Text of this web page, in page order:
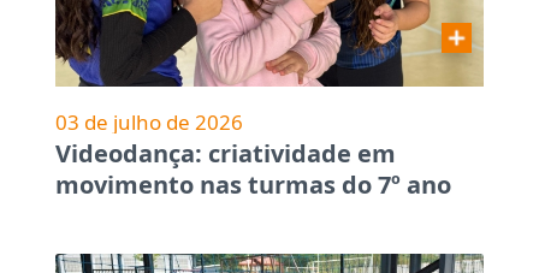
03 de julho de 2026
Videodança: criatividade em
movimento nas turmas do 7º ano